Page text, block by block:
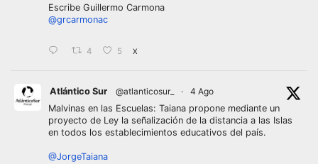
Escribe Guillermo Carmona
@grcarmonac
4 5 X
Atlántico Sur @atlanticosur_ ·
4 Ago
Malvinas en las Escuelas: Taiana propone mediante un
proyecto de Ley la señalización de la distancia a las Islas
en todos los establecimientos educativos del país.
@JorgeTaiana